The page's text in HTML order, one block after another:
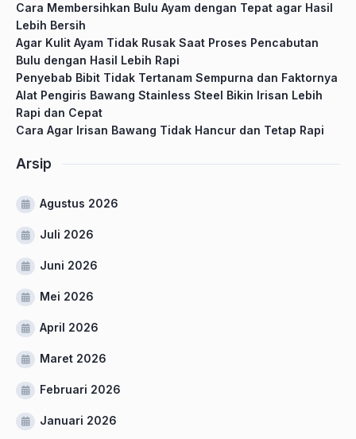
Cara Membersihkan Bulu Ayam dengan Tepat agar Hasil
Lebih Bersih
Agar Kulit Ayam Tidak Rusak Saat Proses Pencabutan
Bulu dengan Hasil Lebih Rapi
Penyebab Bibit Tidak Tertanam Sempurna dan Faktornya
Alat Pengiris Bawang Stainless Steel Bikin Irisan Lebih
Rapi dan Cepat
Cara Agar Irisan Bawang Tidak Hancur dan Tetap Rapi
Arsip
Agustus 2026
Juli 2026
Juni 2026
Mei 2026
April 2026
Maret 2026
Februari 2026
Januari 2026